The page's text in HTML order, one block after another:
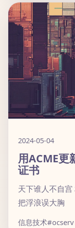
2024-05-04
用ACME更
证书
天下谁人不自
把浮浪误大胸
信息技术#ocserv